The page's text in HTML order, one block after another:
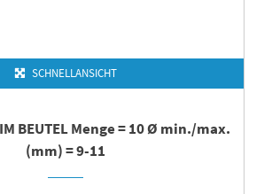
SCHNELLANSICHT
BEUTEL Menge = 10 Ø min./max.
(mm) = 9-11